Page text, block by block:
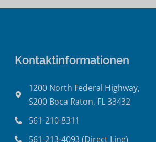
Kontaktinformationen
1200 North Federal Highway,
S200 Boca Raton, FL 33432
561-210-8311
561-213-4093 (Direct Line)